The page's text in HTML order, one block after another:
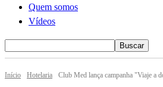
Quem somos
Vídeos
Início Hotelaria Club Med lança campanha "Viaje a